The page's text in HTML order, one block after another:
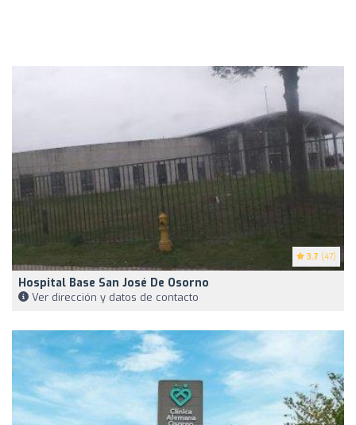
3.7 (47)
Hospital Base San José De Osorno
Ver dirección y datos de contacto